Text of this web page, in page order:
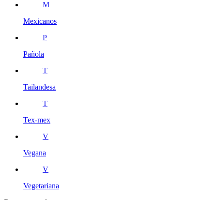
M
Mexicanos
P
Pañola
T
Tailandesa
T
Tex-mex
V
Vegana
V
Vegetariana